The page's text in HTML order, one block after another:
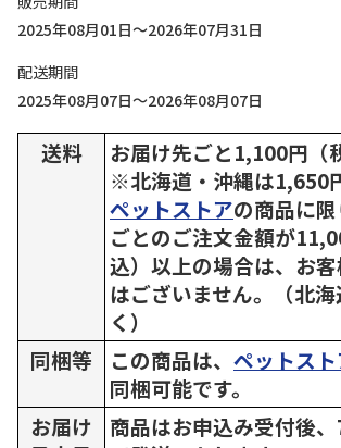
2025年08月01日～2026年07月31日
配送期間
2025年08月07日～2026年08月07日
送料
お届け先ごと1,100円（
※北海道・沖縄は1,650
ペットストアの商品に
ごとのご注文金額が
込）以上の場合は、お
はございません。（北
く）
同梱等
この商品は、 ペットス
同梱可能です。
お届け
商品はお申込み受付後